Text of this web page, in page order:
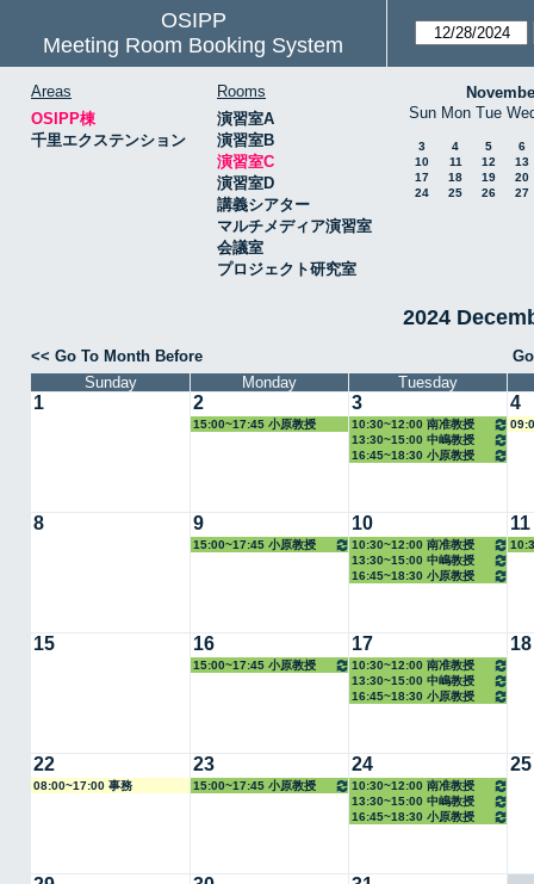
OSIPP
Meeting Room Booking System
Areas
OSIPP棟
千里エクステンション
Rooms
演習室A
演習室B
演習室C
演習室D
講義シアター
マルチメディア演習室
会議室
プロジェクト研究室
Sun Mon Tue
3 4 5
6
10
11 12
13
17
18 19
20
24
25 26 27
2024
<< Go To Month Before
Sunday
Monday Tuesday
1 2
15:00~17:45 小原教授
3
10:30~12:00 南准教授
13:30~15:00 中嶋教授
16:45~18:30 小原教授
4
8 9
15:00~17:45 小原教授
10
10:30~12:00 南准教授
13:30~15:00 中嶋教授
16:45~18:30 小原教授
11
15 16
15:00~17:45 小原教授
17
10:30~12:00 南准教授
13:30~15:00 中嶋教授
16:45~18:30 小原教授
18
22
08:00~17:00 事務
23
15:00~17:45 小原教授
24
10:30~12:00 南准教授
13:30~15:00 中嶋教授
16:45~18:30 小原教授
25